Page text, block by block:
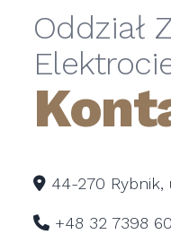
Oddział
44-270 Rybnik,
+48 32 7398